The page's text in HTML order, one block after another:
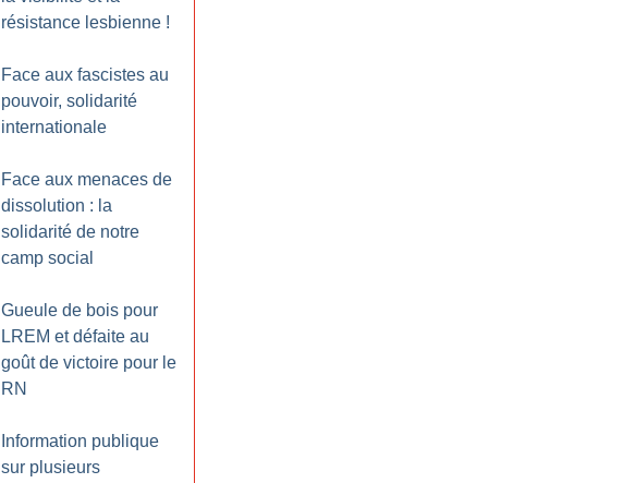
résistance lesbienne !
Face aux fascistes au
pouvoir, solidarité
internationale
Face aux menaces de
dissolution : la
solidarité de notre
camp social
Gueule de bois pour
LREM et défaite au
goût de victoire pour le
RN
Information publique
sur plusieurs